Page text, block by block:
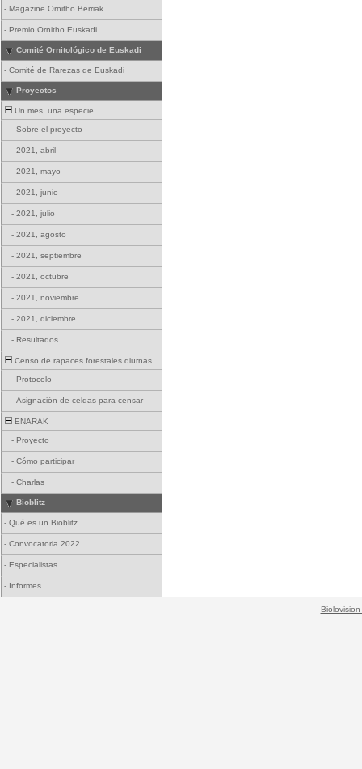
- Magazine Ornitho Berriak
- Premio Ornitho Euskadi
Comité Ornitológico de Euskadi
- Comité de Rarezas de Euskadi
Proyectos
Un mes, una especie
- Sobre el proyecto
- 2021, abril
- 2021, mayo
- 2021, junio
- 2021, julio
- 2021, agosto
- 2021, septiembre
- 2021, octubre
- 2021, noviembre
- 2021, diciembre
- Resultados
Censo de rapaces forestales diurnas
- Protocolo
- Asignación de celdas para censar
ENARAK
- Proyecto
- Cómo participar
- Charlas
Bioblitz
- Qué es un Bioblitz
- Convocatoria 2022
- Especialistas
- Informes
Biolovision